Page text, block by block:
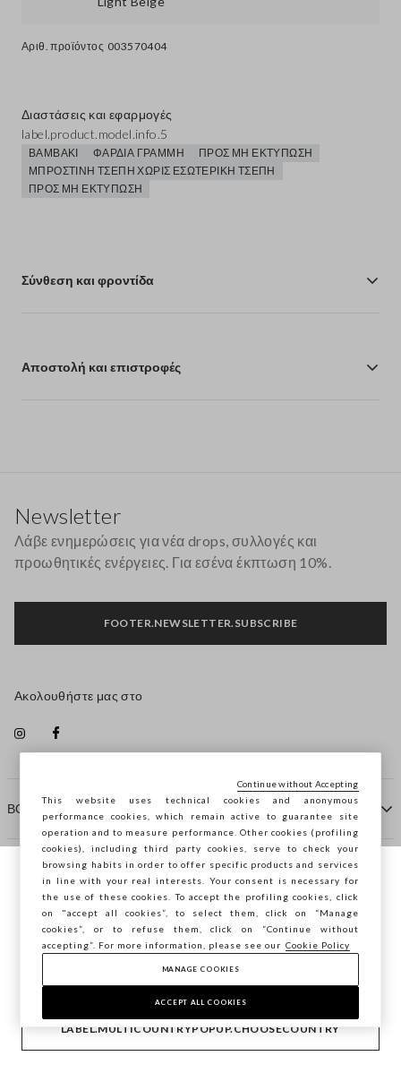
Αριθ. προϊόντος 003570404
Διαστάσεις και εφαρμογές
label.product.model.info.5
ΒΑΜΒΆΚΙ ΦΑΡΔΙΆ ΓΡΑΜΜΉ
ΠΡΟΣ ΜΗ ΕΚΤΎΠΩΣΗ
ΜΠΡΟΣΤΙΝΉ ΤΣΈΠΗ ΧΩΡΊΣ ΕΣΩΤΕΡΙΚΉ ΤΣΈΠΗ
ΠΡΟΣ ΜΗ ΕΚΤΎΠΩΣΗ
Σύνθεση και φροντίδα
Αποστολή και επιστροφές
ΒΟΗΘΕΙΑ
ΠΡΑΚΤΟΡΕΙΟ
ΕΠΙΚΟΙΝΩΝΗΣΤΕ ΜΑΖΙ ΜΑΣ
Newsletter
Λάβε ενημερώσεις για νέα drops, συλλογές και
προωθητικές ενέργειες. Για εσένα έκπτωση 10%.
FOOTER.NEWSLETTER.SUBSCRIBE
Ακολουθήστε μας στο
Copyright © Ovs S.p.A. ΑΦΜ: 04240010274 - Εταιρικό
κεφάλαιο 290.923.470 -
Περιηγείστε στο STEFANEL Ελλάδας, θέλετε
να αποθηκεύσετε την τοποθεσία σας;
ΕΠΙΒΕΒΑΊΩΣΗ
LABEL.MULTICOUNTRYPOPUP.CHOOSECOUNTRY
footer.item.country Ελλάδα
This website uses technical cookies and anonymous
performance cookies, which remain active to guarantee site
operation and to measure performance. Other cookies (profiling
cookies), including third party cookies, serve to check your
browsing habits in order to offer specific products and services
in line with your real interests. Your consent is necessary for
the use of these cookies. To accept the profiling cookies, click
on "accept all cookies”, to select them, click on “Manage
cookies”, or to refuse them, click on “Continue without
accepting”. For more information, please see our Cookie Policy
MANAGE COOKIES
ACCEPT ALL COOKIES
Continue without Accepting